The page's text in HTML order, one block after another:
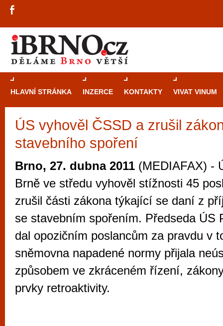
HLAVNÍ STRÁNKA INZERCE KONTAKTY VIVAT VINUM
ÚS vyhověl ČSSD a zrušil
stavebního spoření
Brno, 27. dubna 2011 (MEDIAFAX) -
Brně ve středu vyhověl stížnosti 45
zrušil části zákona týkající se daní z
se stavebním spořením. Předseda ÚS
dal opozičním poslancům za pravdu v
sněmovna napadené normy přijala
způsobem ve zkráceném řízení,
prvky retroaktivity.
Průvodce
Brno je
zajímavé
restaurace,
Mimo jiné je ale také místem, kde si
vyzkoušet různé kasinové hry. V
metropoli naleznete širokou nabídku her
po moderní automaty jak pro pravidelné
příležitostné hráče. V...